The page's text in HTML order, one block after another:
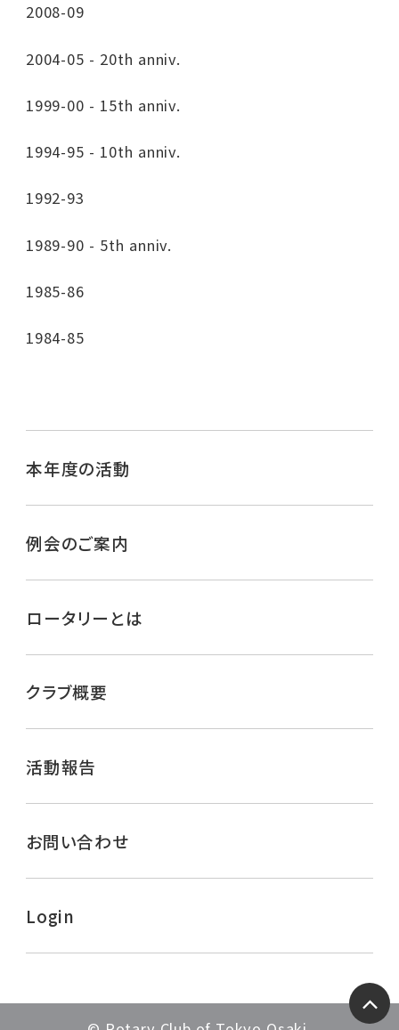
2008-09
2004-05 - 20th anniv.
1999-00 - 15th anniv.
1994-95 - 10th anniv.
1992-93
1989-90 - 5th anniv.
1985-86
1984-85
本年度の活動
例会のご案内
ロータリーとは
クラブ概要
活動報告
お問い合わせ
Login
ペー